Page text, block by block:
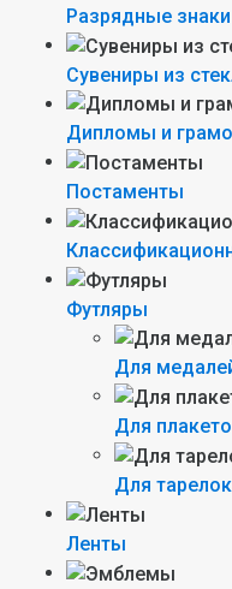
Разрядные знаки
Сувениры из
Дипломы и
Постаменты
Футляры
Для
Для
Для тарелок
Ленты